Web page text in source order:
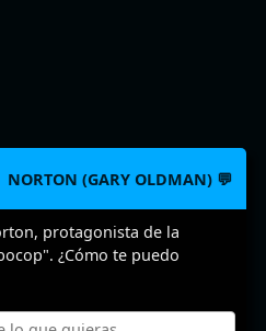
NORTON (GARY OLDMAN) 💬
protagonista de la
¿Cómo te puedo